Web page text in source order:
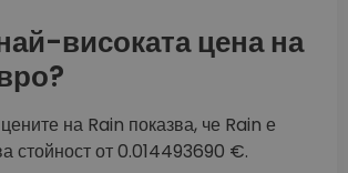
високата цена на
на Rain показва, че Rain е
стойност от 0.014493690 €.